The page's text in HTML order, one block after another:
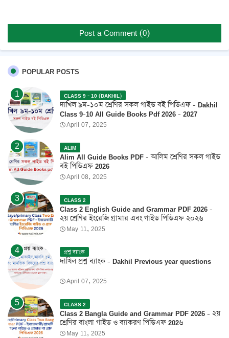
Post a Comment (0)
POPULAR POSTS
CLASS 9 - 10 (DAKHIL)
দাখিল ৯ম-১০ম শ্রেণির সকল গাইড বই পিডিএফ - Dakhil
Class 9-10 All Guide Books Pdf 2026 - 2027
April 07, 2025
ALIM
Alim All Guide Books PDF - আলিম শ্রেণির সকল গাইড
বই পিডিএফ 2026
April 08, 2025
CLASS 2
Class 2 English Guide and Grammar PDF 2026 -
২য় শ্রেণির ইংরেজি গ্রামার এবং গাইড পিডিএফ ২০২৬
May 11, 2025
প্রশ্ন ব্যাংক
দাখিল প্রশ্ন ব্যাংক - Dakhil Previous year questions
April 07, 2025
CLASS 2
Class 2 Bangla Guide and Grammar PDF 2026 - ২য়
শ্রেণির বাংলা গাইড ও ব্যাকরণ পিডিএফ 202৬
May 11, 2025